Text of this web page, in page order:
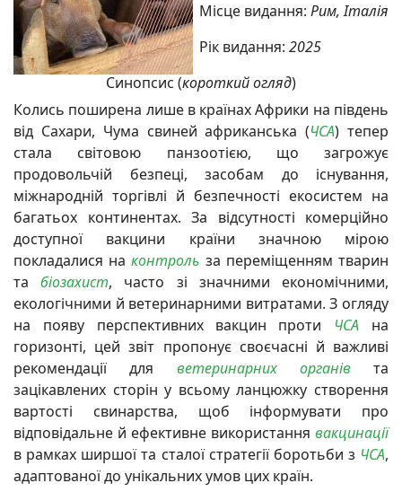
Місце видання: Рим, Італія
Рік видання: 2025
Синопсис (короткий огляд)
Колись поширена лише в країнах Африки на південь
від Сахари, Чума свиней африканська (ЧСА) тепер
стала світовою панзоотією, що загрожує
продовольчій безпеці, засобам до існування,
міжнародній торгівлі й безпечності екосистем на
багатьох континентах. За відсутності комерційно
доступної вакцини країни значною мірою
покладалися наконтроль за переміщенням тварин
та
біозахист, часто зі значними економічними,
екологічними й ветеринарними витратами. З огляду
на появу перспективних вакцин проти ЧСА на
горизонті, цей звіт пропонує своєчасні й важливі
рекомендації для
ветеринарних органівта
зацікавлених сторін у всьому ланцюжку створення
вартості свинарства, щоб інформувати про
відповідальне й ефективне використання вакцинації
в рамках ширшої та сталої стратегії боротьби з ЧСА,
адаптованої до унікальних умов цих країн.